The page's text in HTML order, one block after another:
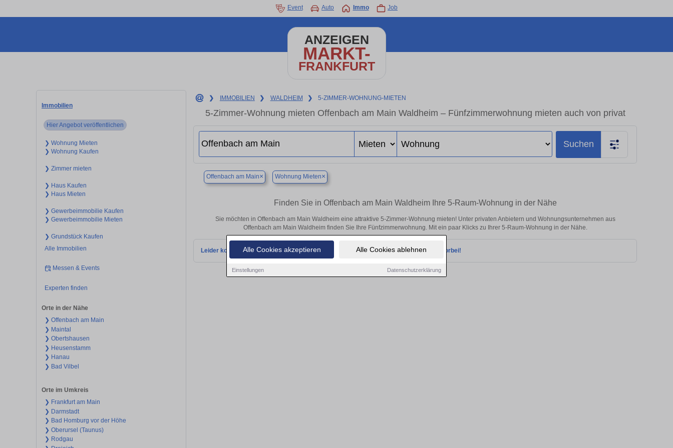
Alle Cookies akzeptieren Alle Cookies ablehnen
Einstellungen Datenschutzerklärung
Event Auto Immo Job
ANZEIGEN
MARKT-
FRANKFURT
Immobilien
Hier Angebot veröffentlichen
❯ Wohnung Mieten
❯ Wohnung Kaufen
❯ Zimmer mieten
❯ Haus Kaufen
❯ Haus Mieten
❯ Gewerbeimmobilie Kaufen
❯ Gewerbeimmobilie Mieten
❯ Grundstück Kaufen
Alle Immobilien
Messen & Events
Experten finden
Orte in der Nähe
❯ Offenbach am Main
❯ Maintal
❯ Obertshausen
❯ Heusenstamm
❯ Hanau
❯ Bad Vilbel
Orte im Umkreis
❯ Frankfurt am Main
❯ Darmstadt
❯ Bad Homburg vor der Höhe
❯ Oberursel (Taunus)
❯ Rodgau
❯ IMMOBILIEN ❯ WALDHEIM ❯ 5-ZIMMER-WOHNUNG-MIETEN
5-Zimmer-Wohnung mieten Offenbach am Main Waldheim – Fünfzimmerwohnung mieten auch von privat
Suchen
Offenbach am Main× Wohnung Mieten×
Finden Sie in Offenbach am Main Waldheim Ihre 5-Raum-Wohnung in der Nähe
Sie möchten in Offenbach am Main Waldheim eine attraktive 5-Zimmer-Wohnung mieten! Unter privaten Anbietern und Wohnungsunternehmen aus
Offenbach am Main Waldheim finden Sie Ihre Fünfzimmerwohnung. Mit ein paar Klicks zu Ihrer 5-Raum-Wohnung in der Nähe.
Leider konnten wir derzeit keine passenden Objekte finden. Schauen Sie bald wieder vorbei!